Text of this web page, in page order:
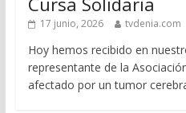
17 junio, 2026 tvdenia.com
Hoy hemos recibido en
representante de la
afectado por un tumor